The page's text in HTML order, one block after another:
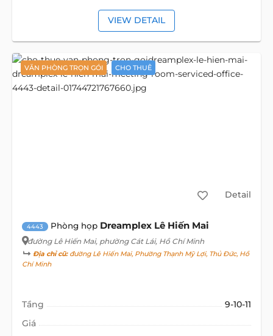
VIEW DETAIL
VĂN PHÒNG TRỌN GÓI CHO THUÊ
Detail
4443 Phòng họp Dreamplex Lê Hiến Mai
đường Lê Hiến Mai, phường Cát Lái, Hồ Chí Minh
Địa chỉ cũ:đường Lê Hiến Mai, Phường Thạnh Mỹ Lợi, Thủ Đức, Hồ
Chí Minh
Tầng
9-10-11
Giá